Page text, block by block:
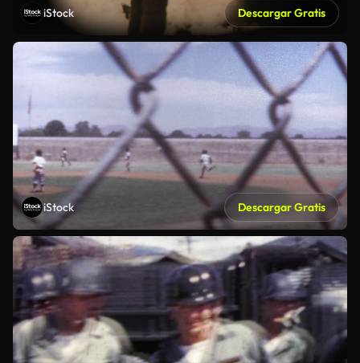
iStock Descargar Gratis
iStock Descargar Gratis